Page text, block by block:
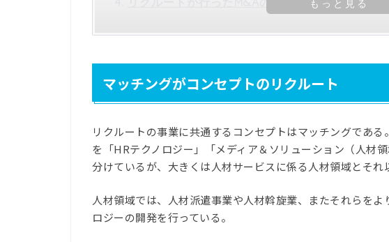
マッチングがコンセプトのリクルート
リクルートの事業に共通するコンセプトはマッチングであ
を「HRテクノロジー」「メディア＆ソリューション（人材
分けているが、大きくは人材サービスに係る人材領域とそれ
人材領域では、人材派遣事業や人材斡旋業、またそれらを
ロジーの開発を行っている。